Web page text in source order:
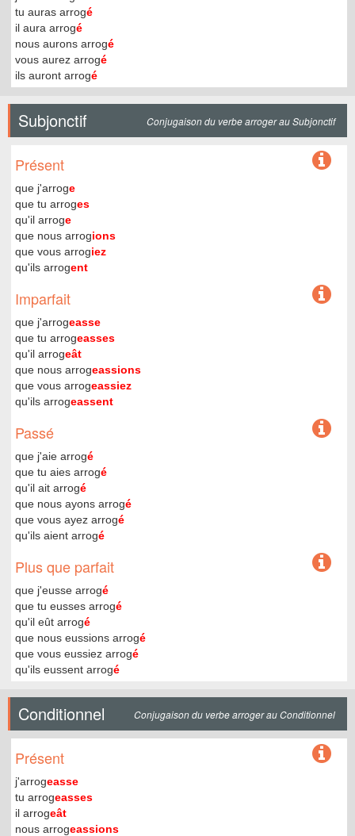
tu auras arrogé
il aura arrogé
nous aurons arrogé
vous aurez arrogé
ils auront arrogé
Subjonctif Conjugaison du verbe arroger au Subjonctif
Présent
que j'arroge
que tu arroges
qu'il arroge
que nous arrogions
que vous arrogiez
qu'ils arrogent
Imparfait
que j'arrogeasse
que tu arrogeasses
qu'il arrogeât
que nous arrogeassions
que vous arrogeassiez
qu'ils arrogeassent
Passé
que j'aie arrogé
que tu aies arrogé
qu'il ait arrogé
que nous ayons arrogé
que vous ayez arrogé
qu'ils aient arrogé
Plus que parfait
que j'eusse arrogé
que tu eusses arrogé
qu'il eût arrogé
que nous eussions arrogé
que vous eussiez arrogé
qu'ils eussent arrogé
Conditionnel Conjugaison du verbe arroger au Conditionnel
Présent
j'arrogeasse
tu arrogeasses
il arrogeât
nous arrogeassions